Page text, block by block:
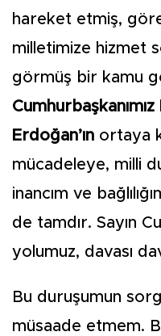
hareket etmiş,
milletimize hizmet
görmüş bir kamu
Erdoğan’ın ortaya
mücadeleye, milli
inancım ve
de tamdır. Sayın
yolumuz, davası
Bu duruşumun
müsaade etmem.